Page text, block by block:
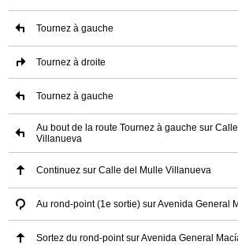
Tournez à gauche
Tournez à droite
Tournez à gauche
Au bout de la route Tournez à gauche sur
Villanueva
Continuez sur Calle del Mulle Villanueva
Au rond-point (1e sortie) sur Avenida General
Sortez du rond-point sur Avenida General